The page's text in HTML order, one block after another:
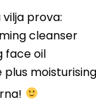
prova:
cleanser
face oil
plus